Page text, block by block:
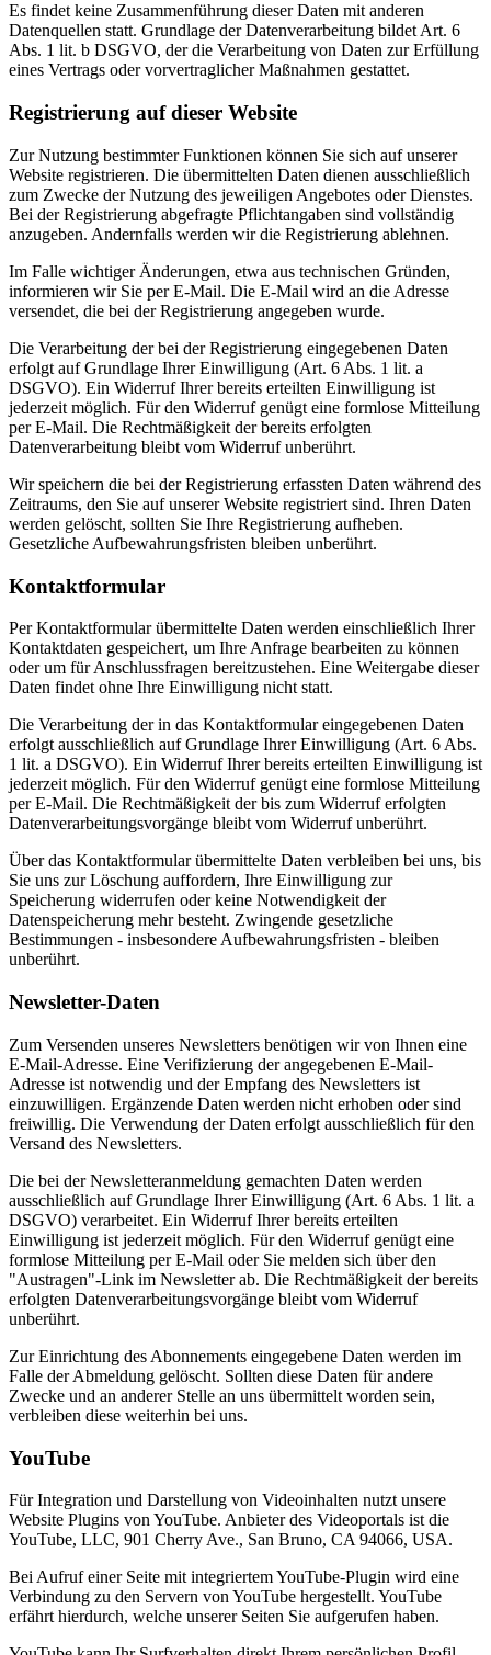
Es findet keine Zusammenführung dieser Daten mit anderen
Datenquellen statt. Grundlage der Datenverarbeitung bildet Art. 6
Abs. 1 lit. b DSGVO, der die Verarbeitung von Daten zur Erfüllung
eines Vertrags oder vorvertraglicher Maßnahmen gestattet.
Registrierung auf dieser Website
Zur Nutzung bestimmter Funktionen können Sie sich auf unserer
Website registrieren. Die übermittelten Daten dienen ausschließlich
zum Zwecke der Nutzung des jeweiligen Angebotes oder Dienstes.
Bei der Registrierung abgefragte Pflichtangaben sind vollständig
anzugeben. Andernfalls werden wir die Registrierung ablehnen.
Im Falle wichtiger Änderungen, etwa aus technischen Gründen,
informieren wir Sie per E-Mail. Die E-Mail wird an die Adresse
versendet, die bei der Registrierung angegeben wurde.
Die Verarbeitung der bei der Registrierung eingegebenen Daten
erfolgt auf Grundlage Ihrer Einwilligung (Art. 6 Abs. 1 lit. a
DSGVO). Ein Widerruf Ihrer bereits erteilten Einwilligung ist
jederzeit möglich. Für den Widerruf genügt eine formlose Mitteilung
per E-Mail. Die Rechtmäßigkeit der bereits erfolgten
Datenverarbeitung bleibt vom Widerruf unberührt.
Wir speichern die bei der Registrierung erfassten Daten während des
Zeitraums, den Sie auf unserer Website registriert sind. Ihren Daten
werden gelöscht, sollten Sie Ihre Registrierung aufheben.
Gesetzliche Aufbewahrungsfristen bleiben unberührt.
Kontaktformular
Per Kontaktformular übermittelte Daten werden einschließlich Ihrer
Kontaktdaten gespeichert, um Ihre Anfrage bearbeiten zu können
oder um für Anschlussfragen bereitzustehen. Eine Weitergabe dieser
Daten findet ohne Ihre Einwilligung nicht statt.
Die Verarbeitung der in das Kontaktformular eingegebenen Daten
erfolgt ausschließlich auf Grundlage Ihrer Einwilligung (Art. 6 Abs.
1 lit. a DSGVO). Ein Widerruf Ihrer bereits erteilten Einwilligung ist
jederzeit möglich. Für den Widerruf genügt eine formlose Mitteilung
per E-Mail. Die Rechtmäßigkeit der bis zum Widerruf erfolgten
Datenverarbeitungsvorgänge bleibt vom Widerruf unberührt.
Über das Kontaktformular übermittelte Daten verbleiben bei uns, bis
Sie uns zur Löschung auffordern, Ihre Einwilligung zur
Speicherung widerrufen oder keine Notwendigkeit der
Datenspeicherung mehr besteht. Zwingende gesetzliche
Bestimmungen - insbesondere Aufbewahrungsfristen - bleiben
unberührt.
Newsletter-Daten
Zum Versenden unseres Newsletters benötigen wir von Ihnen eine
E-Mail-Adresse. Eine Verifizierung der angegebenen E-Mail-
Adresse ist notwendig und der Empfang des Newsletters ist
einzuwilligen. Ergänzende Daten werden nicht erhoben oder sind
freiwillig. Die Verwendung der Daten erfolgt ausschließlich für den
Versand des Newsletters.
Die bei der Newsletteranmeldung gemachten Daten werden
ausschließlich auf Grundlage Ihrer Einwilligung (Art. 6 Abs. 1 lit. a
DSGVO) verarbeitet. Ein Widerruf Ihrer bereits erteilten
Einwilligung ist jederzeit möglich. Für den Widerruf genügt eine
formlose Mitteilung per E-Mail oder Sie melden sich über den
"Austragen"-Link im Newsletter ab. Die Rechtmäßigkeit der bereits
erfolgten Datenverarbeitungsvorgänge bleibt vom Widerruf
unberührt.
Zur Einrichtung des Abonnements eingegebene Daten werden im
Falle der Abmeldung gelöscht. Sollten diese Daten für andere
Zwecke und an anderer Stelle an uns übermittelt worden sein,
verbleiben diese weiterhin bei uns.
YouTube
Für Integration und Darstellung von Videoinhalten nutzt unsere
Website Plugins von YouTube. Anbieter des Videoportals ist die
YouTube, LLC, 901 Cherry Ave., San Bruno, CA 94066, USA.
Bei Aufruf einer Seite mit integriertem YouTube-Plugin wird eine
Verbindung zu den Servern von YouTube hergestellt. YouTube
erfährt hierdurch, welche unserer Seiten Sie aufgerufen haben.